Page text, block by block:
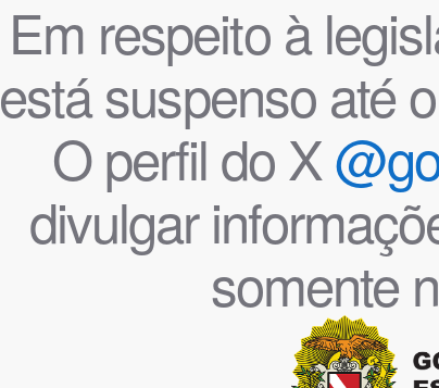
Em respeito à
está suspenso até
O perfil do X
divulgar
somente